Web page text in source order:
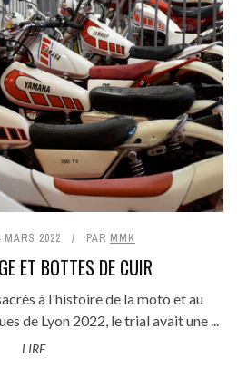
MARS 2022 PAR MMK
ET BOTTES DE CUIR
à l'histoire de la moto et au
de Lyon 2022, le trial avait une ...
LIRE